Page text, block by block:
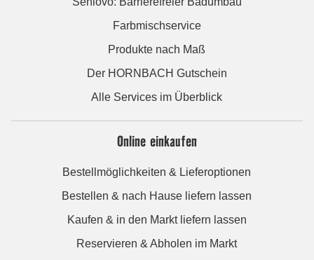
Farbmischservice
Produkte nach Maß
Der HORNBACH Gutschein
Alle Services im Überblick
Online einkaufen
Bestellmöglichkeiten & Lieferoptionen
Bestellen & nach Hause liefern lassen
Kaufen & in den Markt liefern lassen
Reservieren & Abholen im Markt